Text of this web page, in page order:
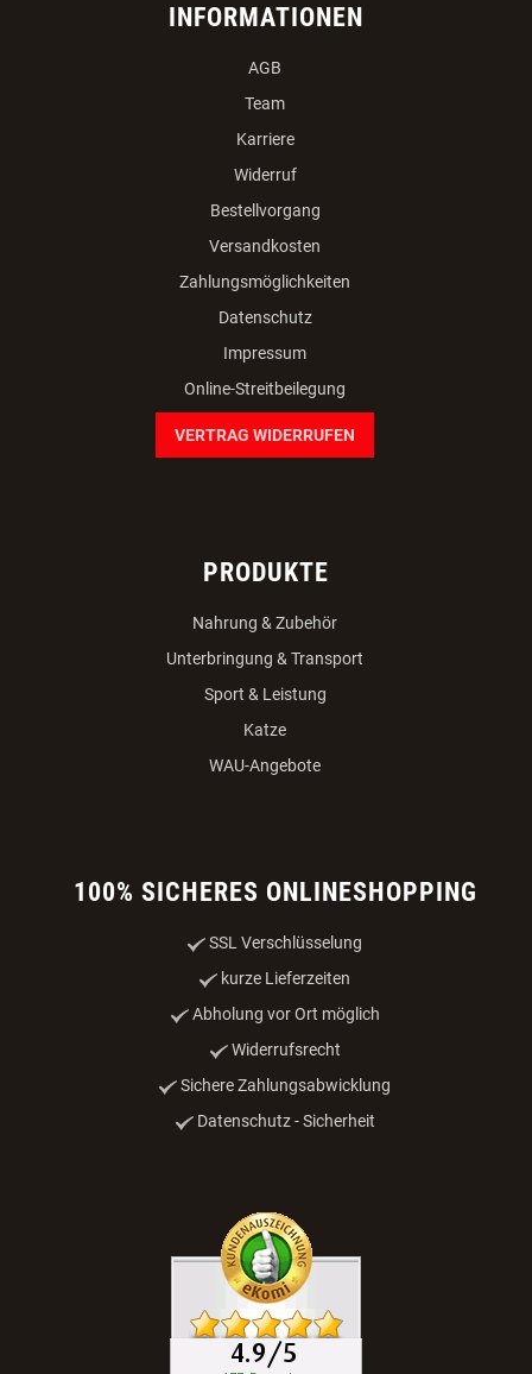
INFORMATIONEN
AGB
Team
Karriere
Widerruf
Bestellvorgang
Versandkosten
Zahlungsmöglichkeiten
Datenschutz
Impressum
Online-Streitbeilegung
VERTRAG WIDERRUFEN
PRODUKTE
Nahrung & Zubehör
Unterbringung & Transport
Sport & Leistung
Katze
WAU-Angebote
100% SICHERES ONLINESHOPPING
SSL Verschlüsselung
kurze Lieferzeiten
Abholung vor Ort möglich
Widerrufsrecht
Sichere Zahlungsabwicklung
Datenschutz - Sicherheit